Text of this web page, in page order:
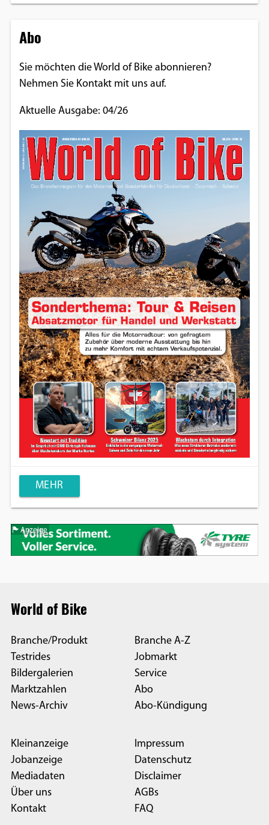
Abo
Sie möchten die World of Bike abonnieren?
Nehmen Sie Kontakt mit uns auf.
Aktuelle Ausgabe: 04/26
MEHR
Anzeige
World of Bike
Branche/Produkt
Testrides
Bildergalerien
Marktzahlen
News-Archiv
Branche A-Z
Jobmarkt
Service
Abo
Abo-Kündigung
Kleinanzeige
Jobanzeige
Mediadaten
Über uns
Kontakt
Impressum
Datenschutz
Disclaimer
AGBs
FAQ